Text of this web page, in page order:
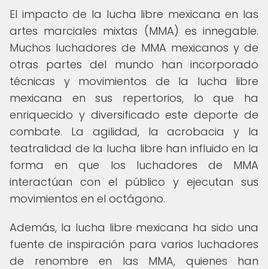
El impacto de la lucha libre mexicana en las
artes marciales mixtas (MMA) es innegable.
Muchos luchadores de MMA mexicanos y de
otras partes del mundo han incorporado
técnicas y movimientos de la lucha libre
mexicana en sus repertorios, lo que ha
enriquecido y diversificado este deporte de
combate. La agilidad, la acrobacia y la
teatralidad de la lucha libre han influido en la
forma en que los luchadores de MMA
interactúan con el público y ejecutan sus
movimientos en el octágono.
Además, la lucha libre mexicana ha sido una
fuente de inspiración para varios luchadores
de renombre en las MMA, quienes han